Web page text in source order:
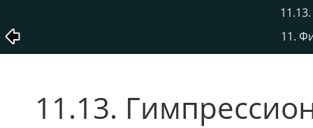
11.
11.13.